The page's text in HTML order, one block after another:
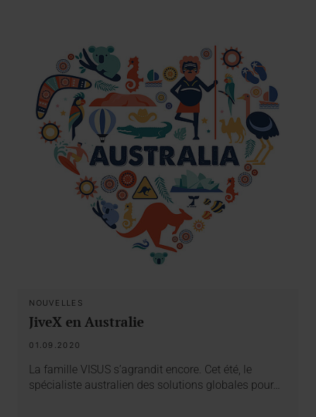
NOUVELLES
JiveX en Australie
01.09.2020
La famille VISUS s’agrandit encore. Cet été, le
spécialiste australien des solutions globales pour…